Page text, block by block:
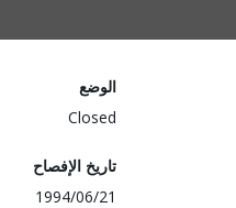
الوضع
Closed
تاريخ الإفصاح
1994/06/21